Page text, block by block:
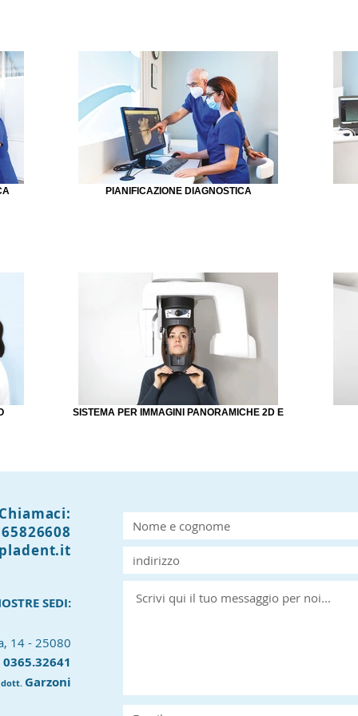
PIANIFICAZIONE DIAGNOSTICA
SISTEMA PER IMMAGINI PANORAMICHE 2D E
SEDI:
14 - 25080
0365.32641
dott. Garzoni